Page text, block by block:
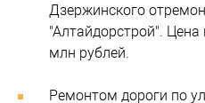
Дзержинского
"Алтайдорстрой". Цена
млн рублей.
Ремонтом дороги по